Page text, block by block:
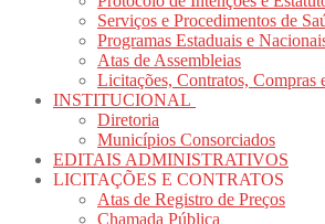
Serviços e Procedimentos de
Programas Estaduais e
Atas de Assembleias
Licitações, Contratos, Compras
INSTITUCIONAL
Diretoria
Municípios Consorciados
EDITAIS ADMINISTRATIVOS
LICITAÇÕES E CONTRATOS
Atas de Registro de Preços
Chamada Pública